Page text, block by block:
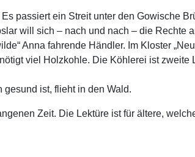
passiert ein Streit unter den Gowische
will sich – nach und nach – die Rechte
Anna fahrende Händler. Im Kloster
viel Holzkohle. Die Köhlerei ist
ist, flieht in den Wald.
Zeit. Die Lektüre ist für ältere,